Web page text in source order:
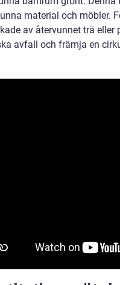
material och möbler.
av återvunnet trä
avfall och främja en